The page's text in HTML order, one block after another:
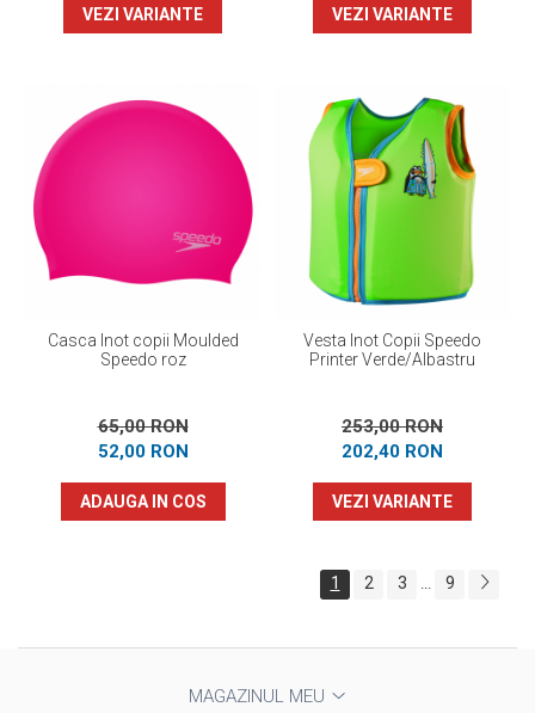
VEZI VARIANTE VEZI VARIANTE
Casca Inot copii Moulded
Speedo roz
65,00 RON
52,00 RON
ADAUGA IN COS
Vesta Inot Copii Speedo
Printer Verde/Albastru
253,00 RON
202,40 RON
VEZI VARIANTE
1 2 3 ... 9
MAGAZINUL MEU